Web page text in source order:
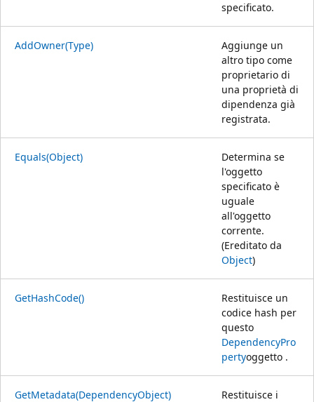
specificato.
AddOwner(Type)
Aggiunge un
altro tipo come
proprietario di
una proprietà di
dipendenza già
registrata.
Equals(Object)
Determina se
l'oggetto
specificato è
uguale
all'oggetto
corrente.
(Ereditato da
Object)
GetHashCode()
Restituisce un
codice hash per
questo
DependencyPro
pertyoggetto .
GetMetadata(DependencyObject) Restituisce i